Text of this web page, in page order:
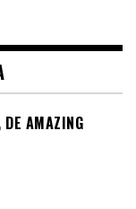
AMAZING